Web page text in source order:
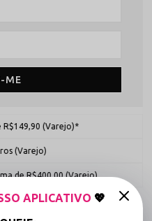
ME
(Varejo)*
(Varejo)
de R$400,00 (Varejo)
APLICATIVO 💖